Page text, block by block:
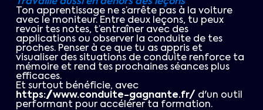
Ton apprentissage ne s’arrête pas à la voiture
avec le moniteur. Entre deux leçons, tu peux
revoir tes notes, t’entraîner avec des
applications ou observer la conduite de tes
proches. Penser à ce que tu as appris et
visualiser des situations de conduite renforce ta
mémoire et rend tes prochaines séances plus
efficaces.
Et surtout bénéficie, avec
https://www.conduite-gagnante.fr/ d'un outil
performant pour accélérer ta formation.